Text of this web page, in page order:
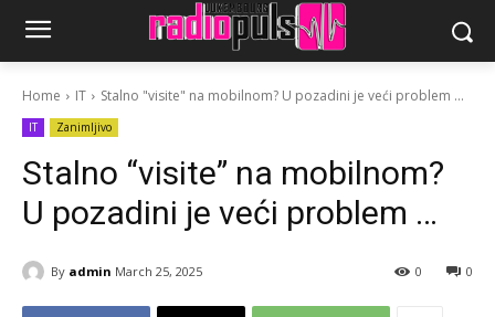
Home IT Stalno "visite" na mobilnom? U pozadini je veći problem ...
IT Zanimljivo
Stalno “visite” na mobilnom?
U pozadini je veći problem …
By admin March 25, 2025 0
0